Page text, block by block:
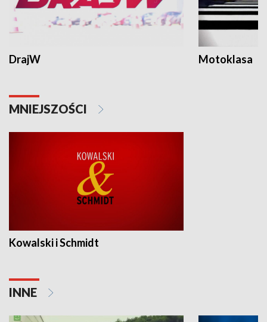
DrajW Motoklasa
MNIEJSZOŚCI
Kowalski i Schmidt
INNE